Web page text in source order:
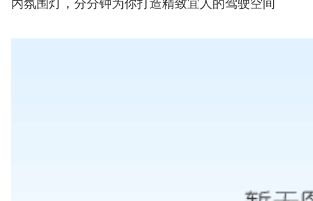
内氛围灯，分分钟为你打造精致宜人的驾驶空间